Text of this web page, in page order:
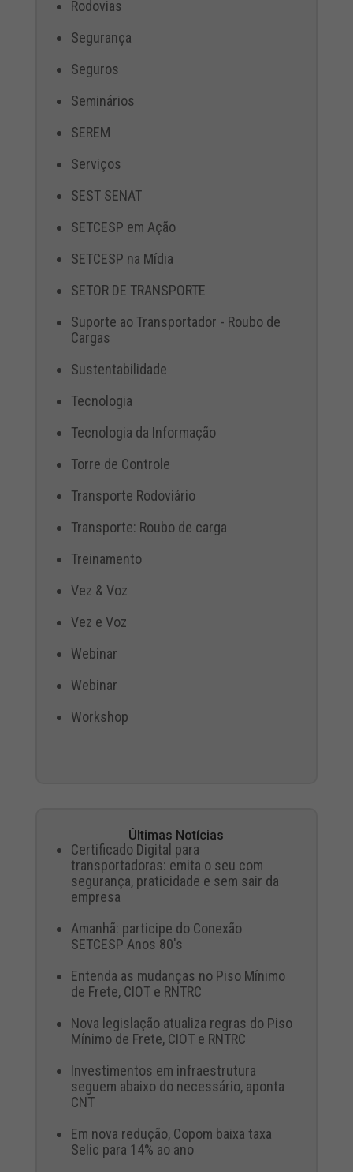
Rodovias
Segurança
Seguros
Seminários
SEREM
Serviços
SEST SENAT
SETCESP em Ação
SETCESP na Mídia
SETOR DE TRANSPORTE
Suporte ao Transportador - Roubo de
Cargas
Sustentabilidade
Tecnologia
Tecnologia da Informação
Torre de Controle
Transporte Rodoviário
Transporte: Roubo de carga
Treinamento
Vez & Voz
Vez e Voz
Webinar
Webinar
Workshop
Últimas Notícias
Certificado Digital para
transportadoras: emita o seu com
segurança, praticidade e sem sair da
empresa
Amanhã: participe do Conexão
SETCESP Anos 80's
Entenda as mudanças no Piso Mínimo
de Frete, CIOT e RNTRC
Nova legislação atualiza regras do Piso
Mínimo de Frete, CIOT e RNTRC
Investimentos em infraestrutura
seguem abaixo do necessário, aponta
CNT
Em nova redução, Copom baixa taxa
Selic para 14% ao ano